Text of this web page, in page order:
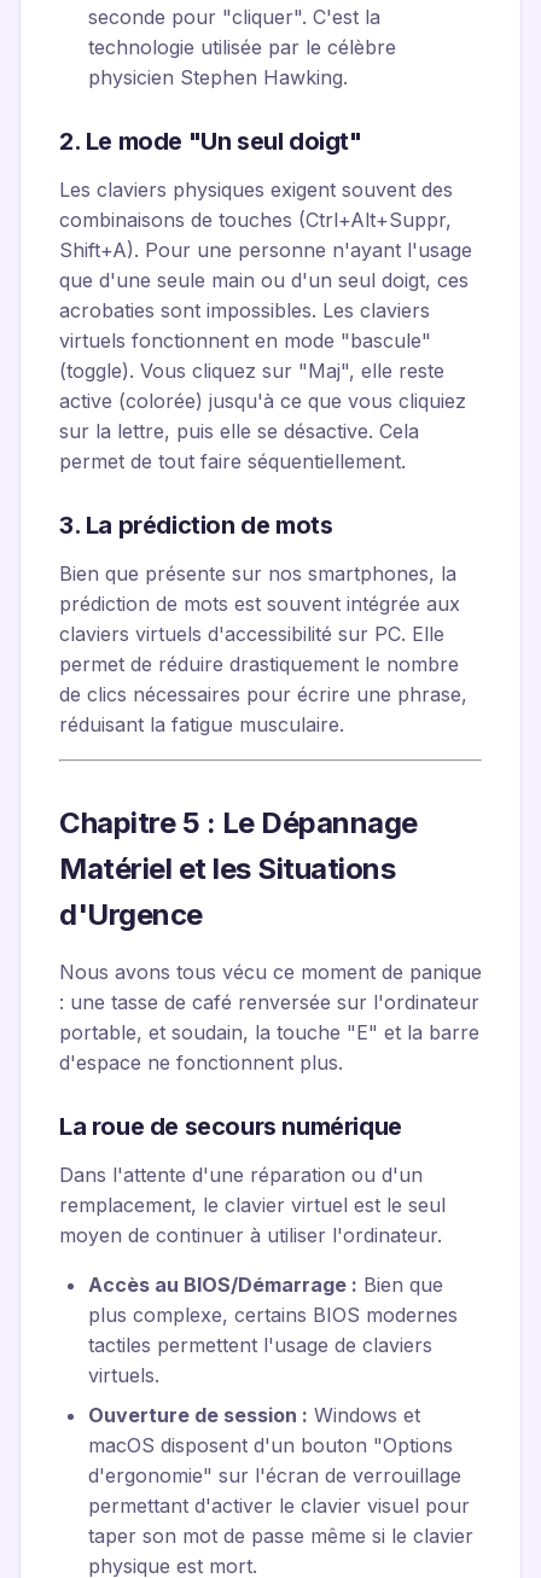
seconde pour "cliquer". C'est la
technologie utilisée par le célèbre
physicien Stephen Hawking.
2. Le mode "Un seul doigt"
Les claviers physiques exigent souvent des
combinaisons de touches (Ctrl+Alt+Suppr,
Shift+A). Pour une personne n'ayant l'usage
que d'une seule main ou d'un seul doigt, ces
acrobaties sont impossibles. Les claviers
virtuels fonctionnent en mode "bascule"
(toggle). Vous cliquez sur "Maj", elle reste
active (colorée) jusqu'à ce que vous cliquiez
sur la lettre, puis elle se désactive. Cela
permet de tout faire séquentiellement.
3. La prédiction de mots
Bien que présente sur nos smartphones, la
prédiction de mots est souvent intégrée aux
claviers virtuels d'accessibilité sur PC. Elle
permet de réduire drastiquement le nombre
de clics nécessaires pour écrire une phrase,
réduisant la fatigue musculaire.
Chapitre 5 : Le Dépannage
Matériel et les Situations
d'Urgence
Nous avons tous vécu ce moment de panique
: une tasse de café renversée sur l'ordinateur
portable, et soudain, la touche "E" et la barre
d'espace ne fonctionnent plus.
La roue de secours numérique
Dans l'attente d'une réparation ou d'un
remplacement, le clavier virtuel est le seul
moyen de continuer à utiliser l'ordinateur.
Accès au BIOS/Démarrage : Bien que
plus complexe, certains BIOS modernes
tactiles permettent l'usage de claviers
virtuels.
Ouverture de session : Windows et
macOS disposent d'un bouton "Options
d'ergonomie" sur l'écran de verrouillage
permettant d'activer le clavier visuel pour
taper son mot de passe même si le clavier
physique est mort.